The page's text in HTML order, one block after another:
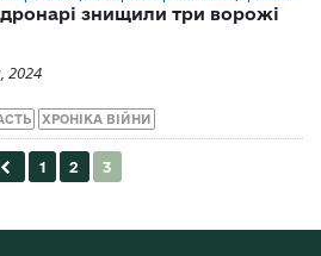
знищили три ворожі
2024
ХРОНІКА ВІЙНИ